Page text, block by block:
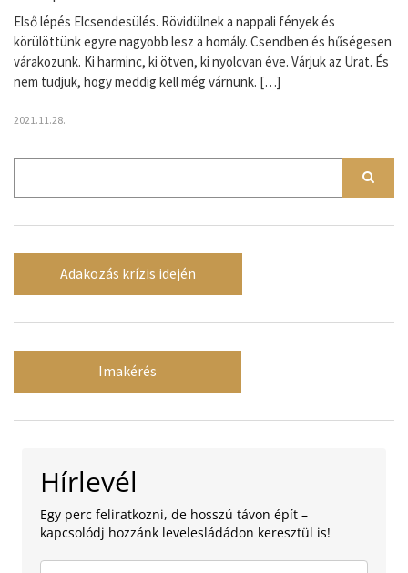
Első lépés Elcsendesülés. Rövidülnek a nappali fények és
körülöttünk egyre nagyobb lesz a homály. Csendben és hűségesen
várakozunk. Ki harminc, ki ötven, ki nyolcvan éve. Várjuk az Urat. És
nem tudjuk, hogy meddig kell még várnunk. […]
2021.11.28.
Adakozás krízis idején
Imakérés
Hírlevél
Egy perc feliratkozni, de hosszú távon épít –
kapcsolódj hozzánk levelesládádon keresztül is!